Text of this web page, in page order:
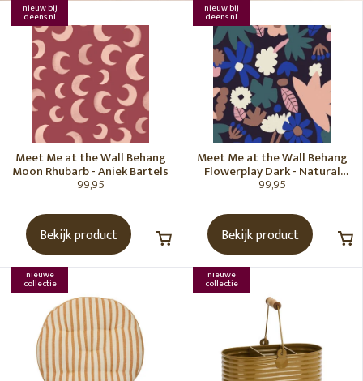
nieuw bij
deens.nl
Meet Me at the Wall Behang
Moon Rhubarb - Aniek Bartels
99,95
Bekijk product
nieuw bij
deens.nl
Meet Me at the Wall Behang
Flowerplay Dark - Natural
Noord
99,95
Bekijk product
nieuwe
collectie
nieuwe
collectie